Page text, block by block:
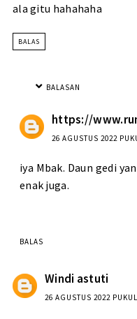
ala gitu hahahaha
BALAS
BALASAN
https://
26 AGUSTUS 2022
iya Mbak. Daun gedi
enak juga.
BALAS
Windi astuti
26 AGUSTUS 2022